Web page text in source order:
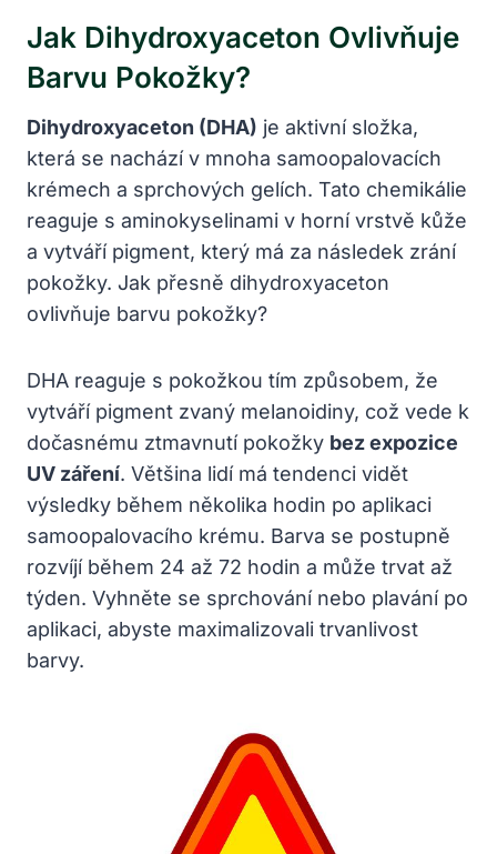
Jak Dihydroxyaceton Ovlivňuje
Barvu Pokožky?
Dihydroxyaceton (DHA) je aktivní složka,
která se nachází v mnoha samoopalovacích
krémech a sprchových gelích. Tato chemikálie
reaguje s aminokyselinami v horní vrstvě kůže
a vytváří pigment, který má za následek zrání
pokožky. Jak přesně dihydroxyaceton
ovlivňuje barvu pokožky?
DHA reaguje s pokožkou tím způsobem, že
vytváří pigment zvaný melanoidiny, což vede k
dočasnému ztmavnutí pokožky bez expozice
UV záření. Většina lidí má tendenci vidět
výsledky během několika hodin po aplikaci
samoopalovacího krému. Barva se postupně
rozvíjí během 24 až 72 hodin a může trvat až
týden. Vyhněte se sprchování nebo plavání po
aplikaci, abyste maximalizovali trvanlivost
barvy.